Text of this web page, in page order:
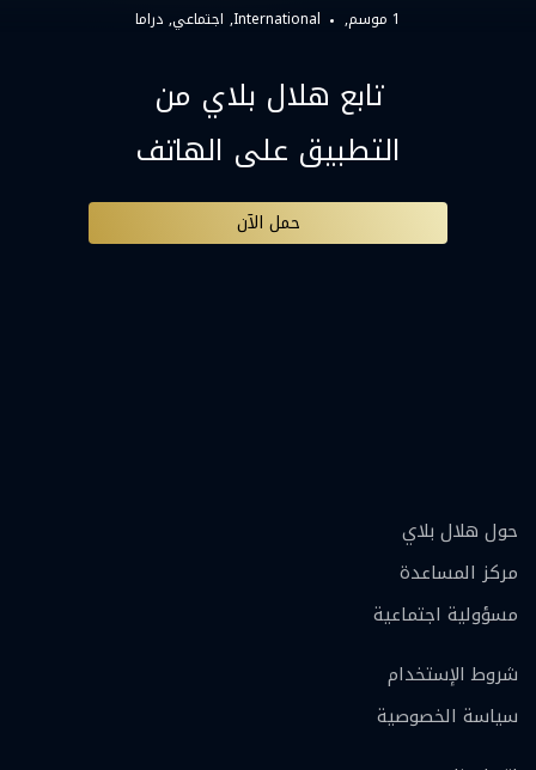
1 موسم, International اجتماعي دراما
تابع هلال بلاي من
التطبيق على الهاتف
حمل الآن
حول هلال بلاي
مركز المساعدة
مسؤولية اجتماعية
شروط الإستخدام
سياسة الخصوصية